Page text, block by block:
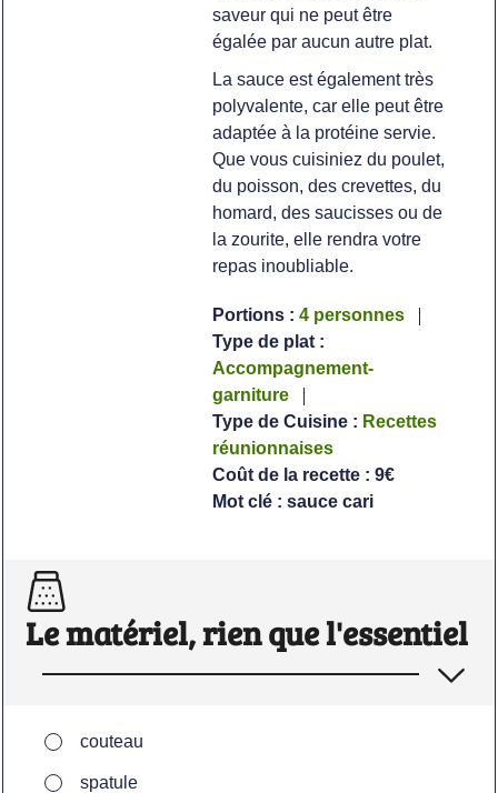
saveur qui ne peut être
égalée par aucun autre plat.
La sauce est également très
polyvalente, car elle peut être
adaptée à la protéine servie.
Que vous cuisiniez du poulet,
du poisson, des crevettes, du
homard, des saucisses ou de
la zourite, elle rendra votre
repas inoubliable.
Portions :4 personnes
Type de plat :
Accompagnement-
garniture
Type de Cuisine : Recettes
réunionnaises
Coût de la recette :9€
Mot clé :sauce cari
Le matériel, rien que l'essentiel
▢
couteau
▢
spatule